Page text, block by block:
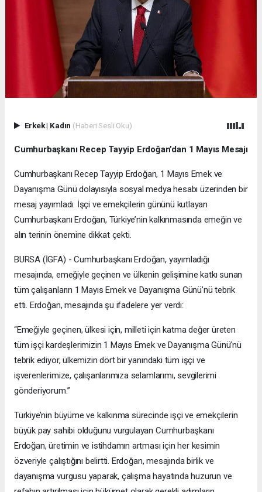
Erkek| Kadın (Haberi Sesli Oku)
Cumhurbaşkanı Recep Tayyip Erdoğan’dan 1 Mayıs Mesajı
Cumhurbaşkanı Recep Tayyip Erdoğan, 1 Mayıs Emek ve
Dayanışma Günü dolayısıyla sosyal medya hesabı üzerinden bir
mesaj yayımladı. İşçi ve emekçilerin gününü kutlayan
Cumhurbaşkanı Erdoğan, Türkiye’nin kalkınmasında emeğin ve
alın terinin önemine dikkat çekti.
BURSA (İGFA) - Cumhurbaşkanı Erdoğan, yayımladığı
mesajında, emeğiyle geçinen ve ülkenin gelişimine katkı sunan
tüm çalışanların 1 Mayıs Emek ve Dayanışma Günü’nü tebrik
etti. Erdoğan, mesajında şu ifadelere yer verdi:
“Emeğiyle geçinen, ülkesi için, milleti için katma değer üreten
tüm işçi kardeşlerimizin 1 Mayıs Emek ve Dayanışma Günü’nü
tebrik ediyor, ülkemizin dört bir yanındaki tüm işçi ve
işverenlerimize, çalışanlarımıza selamlarımı, sevgilerimi
gönderiyorum.”
Türkiye’nin büyüme ve kalkınma sürecinde işçi ve emekçilerin
büyük pay sahibi olduğunu vurgulayan Cumhurbaşkanı
Erdoğan, üretimin ve istihdamın artması için her kesimin
özveriyle çalıştığını belirtti. Erdoğan, mesajında birlik ve
dayanışma vurgusu yaparak, çalışma hayatında huzurun ve